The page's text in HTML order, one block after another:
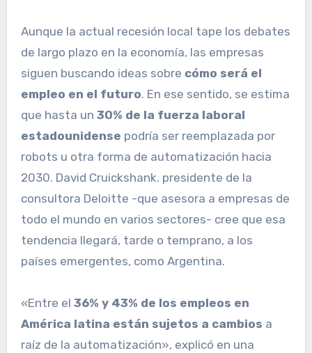
Aunque la actual recesión local tape los debates
de largo plazo en la economía, las empresas
siguen buscando ideas sobre cómo será el
empleo en el futuro. En ese sentido, se estima
que hasta un 30% de la fuerza laboral
estadounidense podría ser reemplazada por
robots u otra forma de automatización hacia
2030. David Cruickshank. presidente de la
consultora Deloitte -que asesora a empresas de
todo el mundo en varios sectores- cree que esa
tendencia llegará, tarde o temprano, a los
países emergentes, como Argentina.
«Entre el 36% y 43% de los empleos en
América latina están sujetos a cambios a
raíz de la automatización», explicó en una